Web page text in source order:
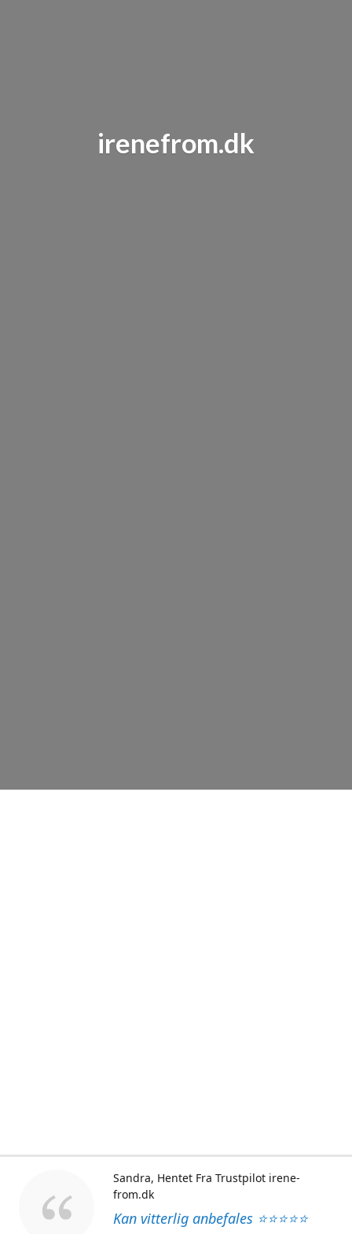
irenefrom.dk
Kan vitterlig anbefales ⭐⭐⭐⭐⭐
Sandra Hentet Fra Trustpilot irene-
from.dk